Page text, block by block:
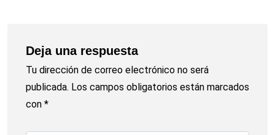
Deja una respuesta
Tu dirección de correo electrónico no será
publicada. Los campos obligatorios están marcados
con *